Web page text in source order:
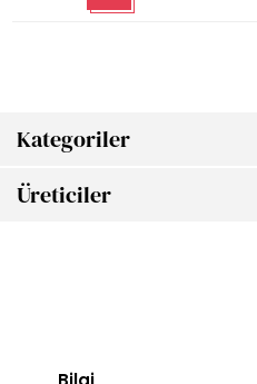
Kategoriler
Üreticiler